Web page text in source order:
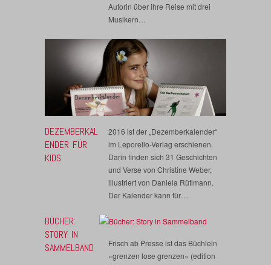
Autorin über ihre Reise mit drei
Musikern…
DEZEMBERKAL
ENDER FÜR
KIDS
2016 ist der „Dezemberkalender“
im Leporello-Verlag erschienen.
Darin finden sich 31 Geschichten
und Verse von Christine Weber,
illustriert von Daniela Rütimann.
Der Kalender kann für…
BÜCHER:
STORY IN
SAMMELBAND
Frisch ab Presse ist das Büchlein
«grenzen lose grenzen» (edition